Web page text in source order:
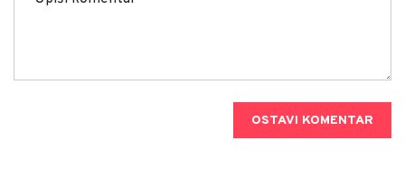
OSTAVI KOMENTAR